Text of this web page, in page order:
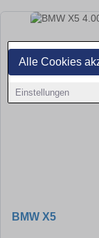
Alle Cookies
Einstellungen
BMW X5